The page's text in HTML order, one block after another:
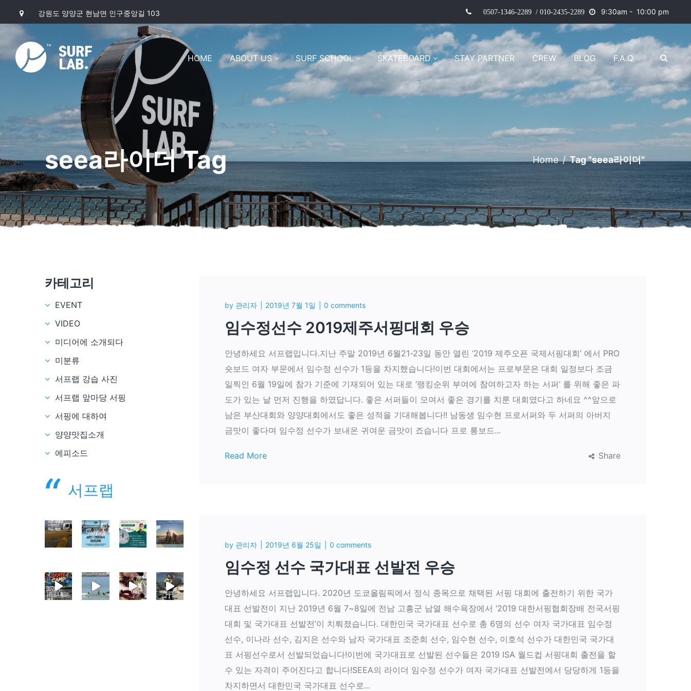
강원도 양양군 현남면 인구중앙길 103 0507-1346-2289 / 010-2435-2289 9:30am - 10:00 pm
HOME ABOUT US SURF SCHOOL SKATEBOARD STAY PARTNER CREW BLOG F.A.Q.
seea라이더 Tag Home/Tag "seea라이더"
by 관리자 2019년 7월 1일 0 comments
임수정선수 2019제주서핑대회 우승
안녕하세요 서프랩입니다.지난 주말 2019년 6월21-23일 동안 열린 ‘2019 제주오픈 국제서핑대회’ 에서 PRO
숏보드 여자 부문에서 임수정 선수가 1등을 차지했습니다!이번 대회에서는 프로부문은 대회 일정보다 조금
일찍인 6월 19일에 참가 기준에 기재되어 있는 대로 ‘랭킹순위 부여에 참여하고자 하는 서퍼’ 를 위해 좋은 파
도가 있는 날 먼저 진행을 하였답니다. 좋은 서퍼들이 모여서 좋은 경기를 치룬 대회였다고 하네요 ^^앞으로
남은 부산대회와 양양대회에서도 좋은 성적을 기대해봅니다!! 남동생 임수현 프로서퍼와 두 서퍼의 아버지
금맛이 좋다며 임수정 선수가 보내온 귀여운 금맛이 죠습니다 프로 롱보드...
Read More Share
by 관리자 2019년 6월 25일 0 comments
임수정 선수 국가대표 선발전 우승
안녕하세요 서프랩입니다. 2020년 도쿄올림픽에서 정식 종목으로 채택된 서핑 대회에 출전하기 위한 국가
대표 선발전이 지난 2019년 6월 7~8일에 전남 고흥군 남열 해수욕장에서 ‘2019 대한서핑협회장배 전국서핑
대회 및 국가대표 선발전’이 치뤄졌습니다. 대한민국 국가대표 선수로 총 6명의 선수 여자 국가대표 임수정
선수, 이나라 선수, 김지은 선수와 남자 국가대표 조준희 선수, 임수현 선수, 이호석 선수가 대한민국 국가대
표 서핑선수로서 선발되었습니다!이번에 국가대표로 선발된 선수들은 2019 ISA 월드컵 서핑대회 출전을 할
수 있는 자격이 주어진다고 합니다!SEEA의 라이더 임수정 선수가 여자 국가대표 선발전에서 당당하게 1등을
차지하면서 대한민국 국가대표 선수로...
카테고리
EVENT
VIDEO
미디어에 소개되다
미분류
서프랩 강습 사진
서프랩 앞마당 서핑
서핑에 대하여
양양맛집소개
에피소드
서프랩